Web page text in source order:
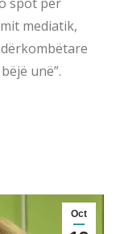
mediatik,
unë”.
Oct